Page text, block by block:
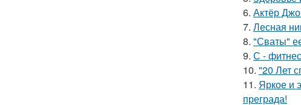
6. Актёр
7. Лесная
8. "Сваты"
9. С -
10. "20 Лет
11. Яркое и
преграда!